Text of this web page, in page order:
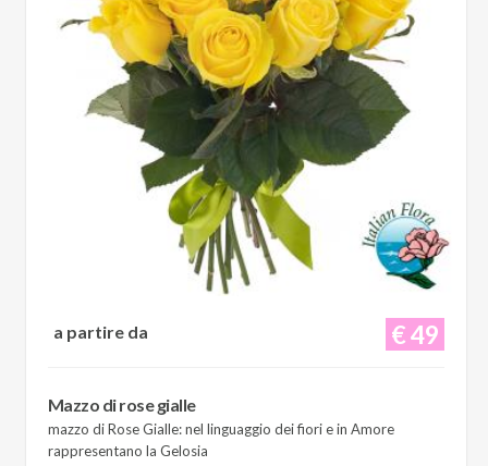
€ 49
a partire da
Mazzo di rose gialle
mazzo di Rose Gialle: nel linguaggio dei fiori e in Amore
rappresentano la Gelosia